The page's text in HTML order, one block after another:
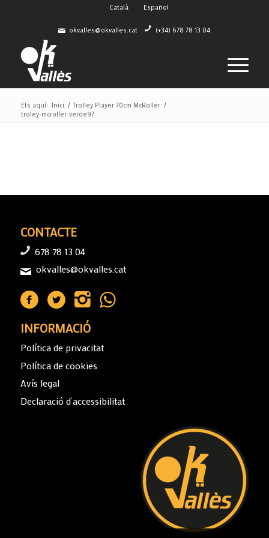
Català Español
okvalles@okvalles.cat (+34) 678 78 13 04
Ets aquí: Inici / Trolley Player 70cm McRoller /
troley-mcroller-verde97
CONTACTE
678 78 13 04
okvalles@okvalles.cat
INFORMACIÓ
Política de privacitat
Política de cookies
Avís legal
Declaració d’accessibilitat